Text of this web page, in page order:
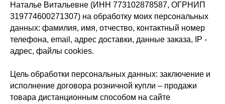
Наталье Витальевне (ИНН 773102878587, ОГРНИП
319774600271307) на обработку моих персональных
данных: фамилия, имя, отчество, контактный номер
телефона, email, адрес доставки, данные заказа, IP -
адрес, файлы cookies.
Цель обработки персональных данных: заключение и
исполнение договора розничной купли – продажи
товара дистанционным способом на сайте